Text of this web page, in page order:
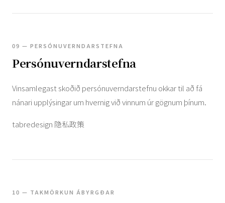
09 — PERSÓNUVERNDARSTEFNA
Persónuverndarstefna
Vinsamlegast skoðið persónuverndarstefnu okkar til að fá
nánari upplýsingar um hvernig við vinnum úr gögnum þínum.
tabredesign 隐私政策
10 — TAKMÖRKUN ÁBYRGÐAR